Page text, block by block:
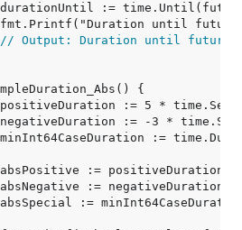
// Output: Duration until future